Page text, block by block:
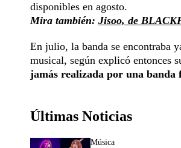
disponibles en agosto.
Mira también: Jisoo, de
En julio, la banda se encontraba
musical, según explicó entonces
jamás realizada por una banda
Últimas Noticias
Música